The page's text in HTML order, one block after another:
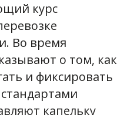
курс
Во время
о том, как
и фиксировать
капельку